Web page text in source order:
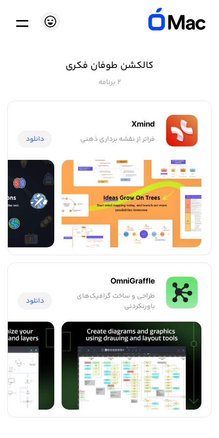
کالکشن طوفان فکری
2 برنامه
Xmind
فراتر از نقشه برداری ذهنی دانلود
OmniGraffle
طراحی و ساخت گرافیک‌های
باورنکردنی
دانلود